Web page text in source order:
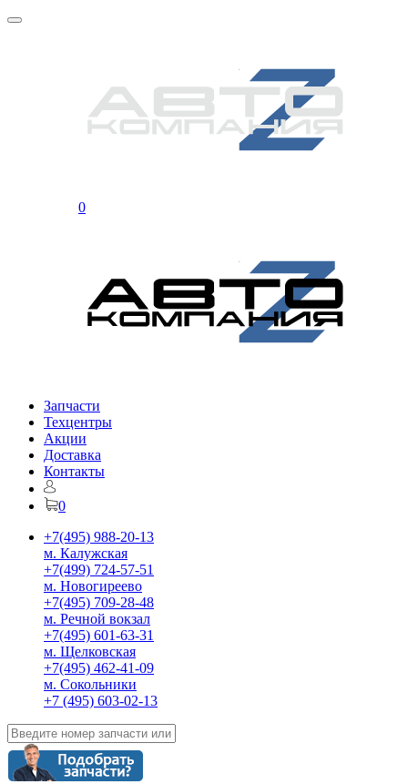
0
Запчасти
Техцентры
Акции
Доставка
Контакты
0
+7(495) 988-20-13
м. Калужская
+7(499) 724-57-51
м. Новогиреево
+7(495) 709-28-48
м. Речной вокзал
+7(495) 601-63-31
м. Щелковская
+7(495) 462-41-09
м. Сокольники
+7 (495) 603-02-13